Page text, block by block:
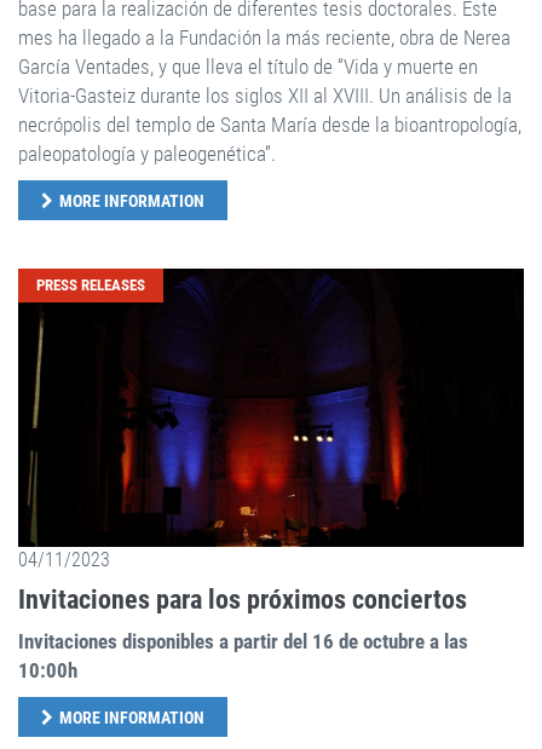
base para la realización de diferentes tesis doctorales. Este
mes ha llegado a la Fundación la más reciente, obra de Nerea
García Ventades, y que lleva el título de “Vida y muerte en
Vitoria-Gasteiz durante los siglos XII al XVIII. Un análisis de la
necrópolis del templo de Santa María desde la bioantropología,
paleopatología y paleogenética”.
MORE INFORMATION
PRESS RELEASES
04/11/2023
Invitaciones para los próximos conciertos
Invitaciones disponibles a partir del 16 de octubre a las
10:00h
MORE INFORMATION